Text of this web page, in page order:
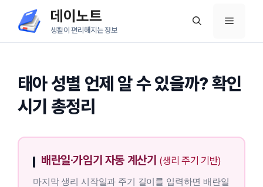
츠
데이노트
생활이 편리해지는 정보
메
태아 성별 언제 알 수 있을까? 확인
시기 총정리
배란일·가임기 자동 계산기 (생리 주기 기반)
마지막 생리 시작일과 주기 길이를 입력하면 배란일